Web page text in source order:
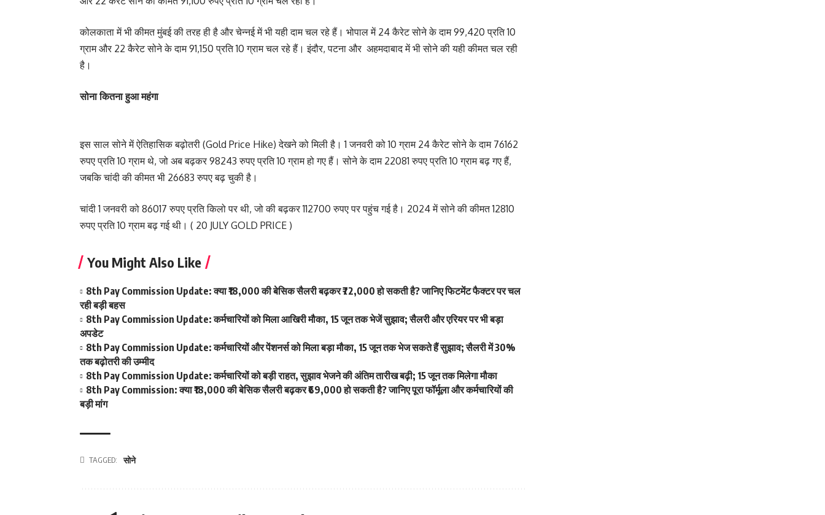
कोलकाता में भी कीमत मुंबई की तरह ही है और चेन्नई में भी यही दाम चल रहे हैं। भोपाल में 24 कैरेट सोने के दाम 99,420 प्रति 10
ग्राम और 22 कैरेट सोने के दाम 91,150 प्रति 10 ग्राम चल रहे हैं। इंदौर, पटना और अहमदाबाद में भी सोने की यही कीमत चल रही
है।
सोना कितना हुआ महंगा
इस साल सोने में ऐतिहासिक बढ़ोतरी (Gold Price Hike) देखने को मिली है। 1 जनवरी को 10 ग्राम 24 कैरेट सोने के दाम 76162
रुपए प्रति 10 ग्राम थे, जो अब बढ़कर 98243 रुपए प्रति 10 ग्राम हो गए हैं। सोने के दाम 22081 रुपए प्रति 10 ग्राम बढ़ गए हैं,
जबकि चांदी की कीमत भी 26683 रुपए बढ़ चुकी है।
चांदी 1 जनवरी को 86017 रुपए प्रति किलो पर थी, जो की बढ़कर 112700 रुपए पर पहुंच गई है। 2024 में सोने की कीमत 12810
रुपए प्रति 10 ग्राम बढ़ गई थी। ( 20 JULY GOLD PRICE )
You Might Also Like
8th Pay Commission Update: क्या ₹18,000 की बेसिक सैलरी बढ़कर ₹72,000 हो सकती है? जानिए फिटमेंट फैक्टर पर चल
रही बड़ी बहस
8th Pay Commission Update: कर्मचारियों को मिला आखिरी मौका, 15 जून तक भेजें सुझाव; सैलरी और एरियर पर भी बड़ा
अपडेट
8th Pay Commission Update: कर्मचारियों और पेंशनर्स को मिला बड़ा मौका, 15 जून तक भेज सकते हैं सुझाव; सैलरी में 30%
तक बढ़ोतरी की उम्मीद
8th Pay Commission Update: कर्मचारियों को बड़ी राहत, सुझाव भेजने की अंतिम तारीख बढ़ी; 15 जून तक मिलेगा मौका
8th Pay Commission: क्या ₹18,000 की बेसिक सैलरी बढ़कर ₹69,000 हो सकती है? जानिए पूरा फॉर्मूला और कर्मचारियों की
बड़ी मांग
TAGGED: सोने